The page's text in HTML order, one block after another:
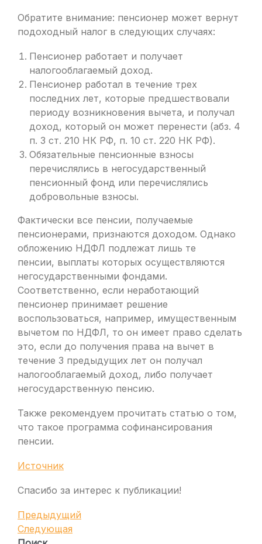
Обратите внимание: пенсионер может вернут
подоходный налог в следующих случаях:
Пенсионер работает и получает
налогооблагаемый доход.
Пенсионер работал в течение трех
последних лет, которые предшествовали
периоду возникновения вычета, и получал
доход, который он может перенести (абз. 4
п. 3 ст. 210 НК РФ, п. 10 ст. 220 НК РФ).
Обязательные пенсионные взносы
перечислялись в негосударственный
пенсионный фонд или перечислялись
добровольные взносы.
Фактически все пенсии, получаемые
пенсионерами, признаются доходом. Однако
обложению НДФЛ подлежат лишь те
пенсии, выплаты которых осуществляются
негосударственными фондами.
Соответственно, если неработающий
пенсионер принимает решение
воспользоваться, например, имущественным
вычетом по НДФЛ, то он имеет право сделать
это, если до получения права на вычет в
течение 3 предыдущих лет он получал
налогооблагаемый доход, либо получает
негосударственную пенсию.
Также рекомендуем прочитать статью о том,
что такое программа софинансирования
пенсии.
Источник
Спасибо за интерес к публикации!
Навигация
по
Предыдущая
запись
Предыдущий
Следующая
Следующая